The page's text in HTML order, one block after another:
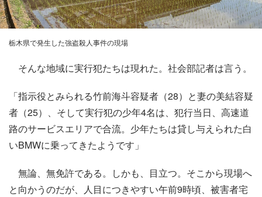
栃木県で発生した強盗殺人事件の現場
そんな地域に実行犯たちは現れた。社会部記者は言う。
「指示役とみられる竹前海斗容疑者（28）と妻の美結容疑
者（25）、そして実行犯の少年4名は、犯行当日、高速道
路のサービスエリアで合流。少年たちは貸し与えられた白
いBMWに乗ってきたようです」
無論、無免許である。しかも、目立つ。そこから現場へ
と向かうのだが、人目につきやすい午前9時頃、被害者宅